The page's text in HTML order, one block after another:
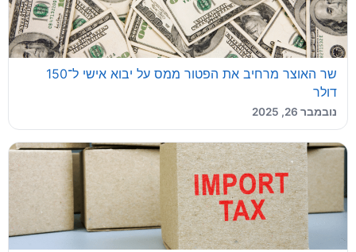
שר האוצר מרחיב את הפטור ממס על יבוא אישי ל־150
דולר
נובמבר 26, 2025